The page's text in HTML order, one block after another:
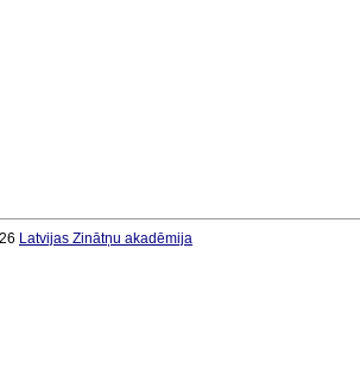
Latvijas Zinātņu akadēmija